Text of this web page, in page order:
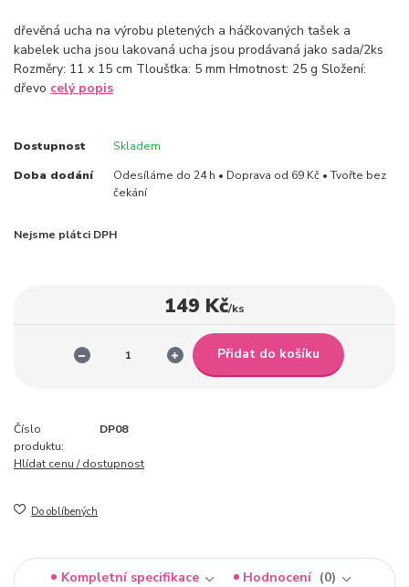
dřevěná ucha na výrobu pletených a háčkovaných tašek a
kabelek ucha jsou lakovaná ucha jsou prodávaná jako sada/2ks
Rozměry: 11 x 15 cm Tloušťka: 5 mm Hmotnost: 25 g Složení:
dřevo celý popis
Dostupnost Skladem
Doba dodání
Odesíláme do 24 h • Doprava od 69 Kč • Tvořte bez
čekání
Nejsme plátci DPH
149 Kč/ks
Přidat do košíku
Číslo
produktu:
DP08
Hlídat cenu / dostupnost
Do oblíbených
Kompletní specifikace Hodnocení
0